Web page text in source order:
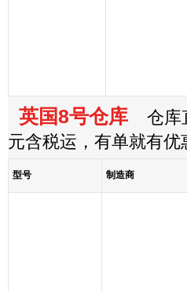
英国8号仓库 仓库
元含税运，有单就有
型号 制造商